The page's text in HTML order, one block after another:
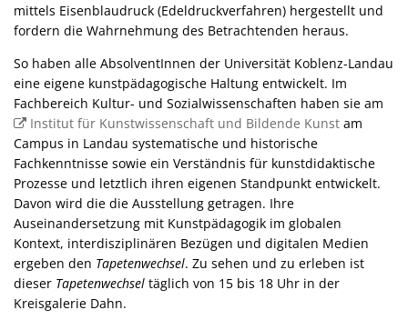
mittels Eisenblaudruck (Edeldruckverfahren) hergestellt und
fordern die Wahrnehmung des Betrachtenden heraus.
So haben alle AbsolventInnen der Universität Koblenz-Landau
eine eigene kunstpädagogische Haltung entwickelt. Im
Fachbereich Kultur- und Sozialwissenschaften haben sie am
Institut für Kunstwissenschaft und Bildende Kunstam
Campus in Landau systematische und historische
Fachkenntnisse sowie ein Verständnis für kunstdidaktische
Prozesse und letztlich ihren eigenen Standpunkt entwickelt.
Davon wird die die Ausstellung getragen. Ihre
Auseinandersetzung mit Kunstpädagogik im globalen
Kontext, interdisziplinären Bezügen und digitalen Medien
ergeben den Tapetenwechsel. Zu sehen und zu erleben ist
dieser Tapetenwechsel täglich von 15 bis 18 Uhr in der
Kreisgalerie Dahn.